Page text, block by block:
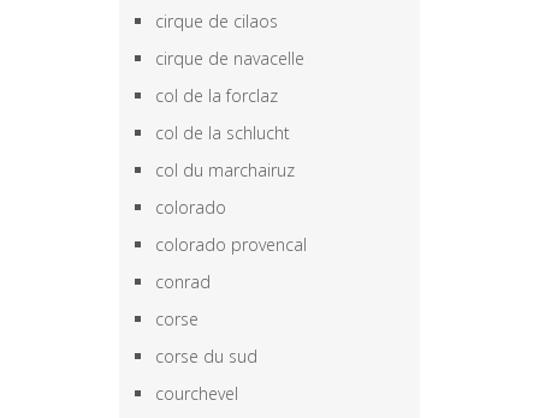
cirque de cilaos
cirque de navacelle
col de la forclaz
col de la schlucht
col du marchairuz
colorado
colorado provencal
conrad
corse
corse du sud
courchevel